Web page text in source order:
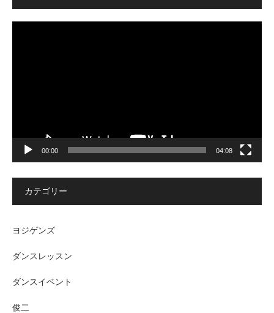
00:00 04:08
カテゴリー
ヨジゲンズ
ダンスレッスン
ダンスイベント
俊二